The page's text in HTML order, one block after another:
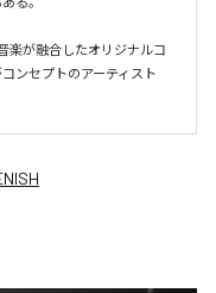
楽が融合したオリジナルコ
ンセプトのアーティスト